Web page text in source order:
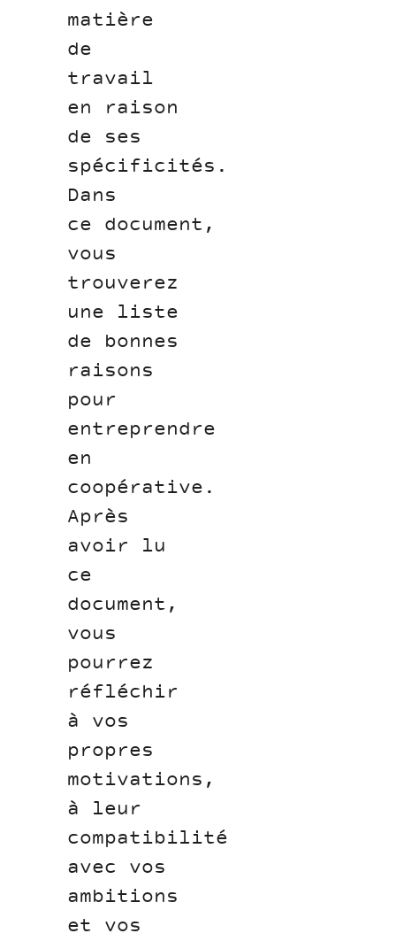
matière
de
travail
en raison
de ses
spécificités.
Dans
ce document,
vous
trouverez
une liste
de bonnes
raisons
pour
entreprendre
en
coopérative.
Après
avoir lu
ce
document,
vous
pourrez
réfléchir
à vos
propres
motivations,
à leur
compatibilité
avec vos
ambitions
et vos